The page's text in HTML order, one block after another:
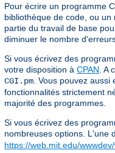
Pour écrire un programme
bibliothèque de code, ou
partie du travail de base
diminuer le nombre
Si vous écrivez des
votre disposition à CPAN .
CGI.pm . Vous pouvez aussi
fonctionnalités strictement
majorité des programmes.
Si vous écrivez des
nombreuses options. L'une
https://web.mit.edu/